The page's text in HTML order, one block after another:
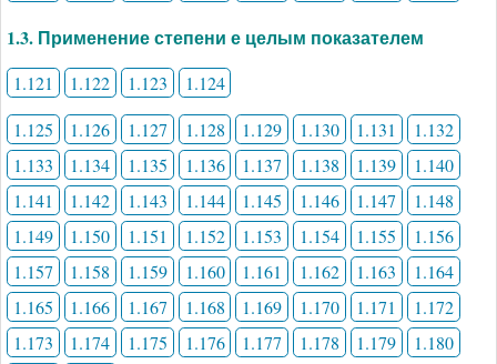
1.3. Применение степени е целым показателем
1.121 1.122 1.123
1.124
1.125
1.126 1.127 1.128 1.129 1.130 1.131
1.132
1.133
1.134 1.135 1.136 1.137 1.138 1.139
1.140
1.141
1.142 1.143 1.144 1.145 1.146 1.147
1.148
1.149
1.150 1.151 1.152 1.153 1.154 1.155
1.156
1.157
1.158 1.159 1.160 1.161 1.162 1.163
1.164
1.165
1.166 1.167 1.168 1.169 1.170 1.171
1.172
1.173
1.174 1.175 1.176 1.177 1.178 1.179
1.180